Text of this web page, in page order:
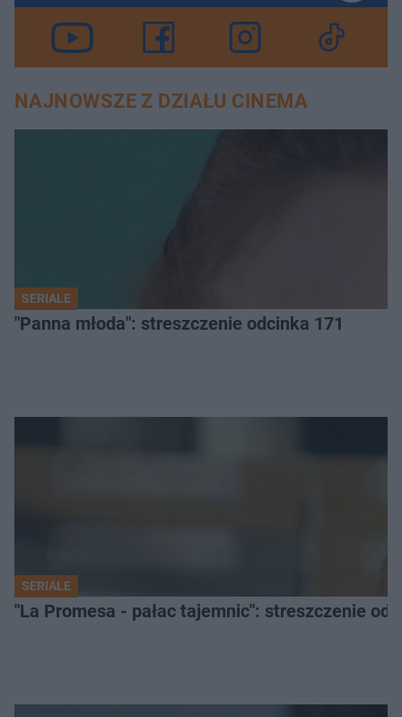
NAJNOWSZE Z DZIAŁU CINEMA
SERIALE
"Panna młoda": streszczenie odcinka 171
SERIALE
"La Promesa - pałac tajemnic": streszczenie